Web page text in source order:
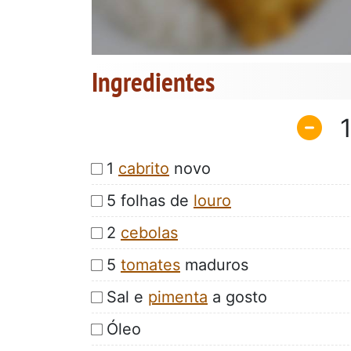
Ingredientes
1 cabrito novo
5 folhas de louro
2 cebolas
5 tomates maduros
Sal e pimenta a gosto
Óleo